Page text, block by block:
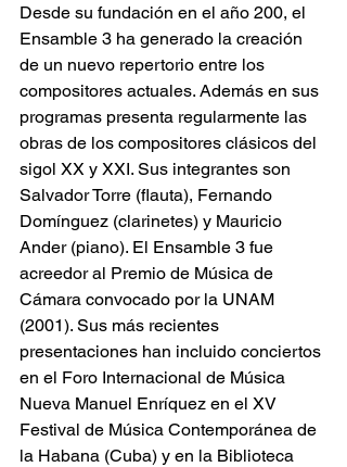
Desde su fundación en el año 200, el
Ensamble 3 ha generado la creación
de un nuevo repertorio entre los
compositores actuales. Además en sus
programas presenta regularmente las
obras de los compositores clásicos del
sigol XX y XXI. Sus integrantes son
Salvador Torre (flauta), Fernando
Domínguez (clarinetes) y Mauricio
Ander (piano). El Ensamble 3 fue
acreedor al Premio de Música de
Cámara convocado por la UNAM
(2001). Sus más recientes
presentaciones han incluido conciertos
en el Foro Internacional de Música
Nueva Manuel Enríquez en el XV
Festival de Música Contemporánea de
la Habana (Cuba) y en la Biblioteca